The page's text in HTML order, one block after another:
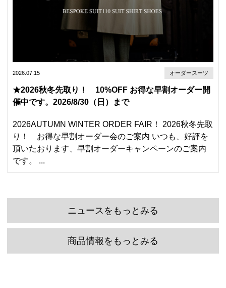
2026.07.15 オーダースーツ
★2026秋冬先取り！ 10%OFF お得な早割オーダー開
催中です。2026/8/30（日）まで
2026AUTUMN WINTER ORDER FAIR！ 2026秋冬先取
り！ お得な早割オーダー会のご案内 いつも、好評を
頂いたおります、早割オーダーキャンペーンのご案内
です。 ...
ニュースをもっとみる
商品情報をもっとみる